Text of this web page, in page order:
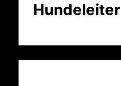
Hundeleiter